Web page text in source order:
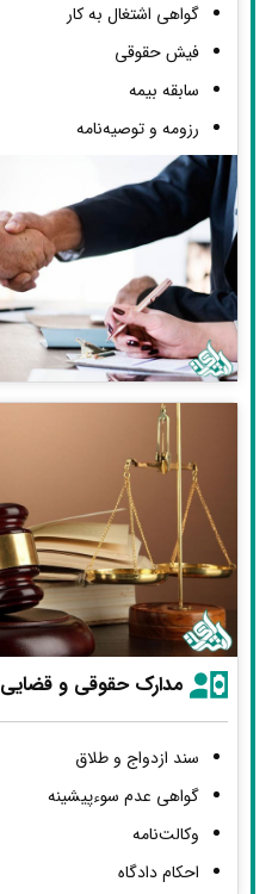
گواهی اشتغال به کار
فیش حقوقی
سابقه بیمه
رزومه و توصیه‌نامه
مدارک حقوقی و قضایی
سند ازدواج و طلاق
گواهی عدم سوءپیشینه
وکالت‌نامه
احکام دادگاه